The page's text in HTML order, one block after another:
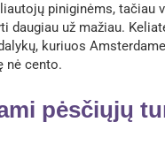
piniginėms, tačiau
daugiau už mažiau.
kuriuos
nė cento.
pėsčiųjų